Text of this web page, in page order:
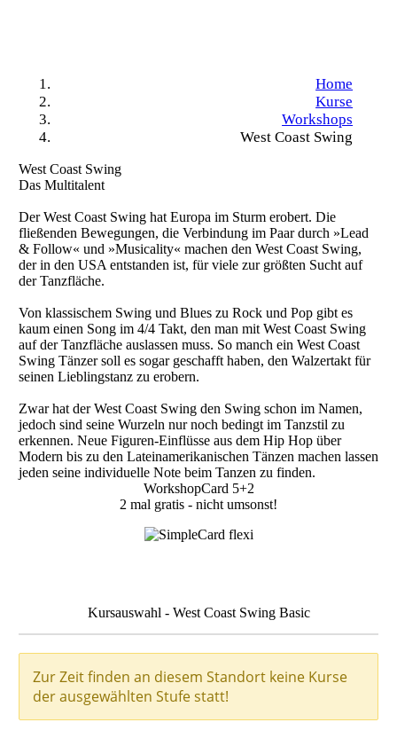
Home
Kurse
Workshops
West Coast Swing
West Coast Swing
Das Multitalent
Der West Coast Swing hat Europa im Sturm erobert. Die
fließenden Bewegungen, die Verbindung im Paar durch »Lead
& Follow« und »Musicality« machen den West Coast Swing,
der in den USA entstanden ist, für viele zur größten Sucht auf
der Tanzfläche.
Von klassischem Swing und Blues zu Rock und Pop gibt es
kaum einen Song im 4/4 Takt, den man mit West Coast Swing
auf der Tanzfläche auslassen muss. So manch ein West Coast
Swing Tänzer soll es sogar geschafft haben, den Walzertakt für
seinen Lieblingstanz zu erobern.
Zwar hat der West Coast Swing den Swing schon im Namen,
jedoch sind seine Wurzeln nur noch bedingt im Tanzstil zu
erkennen. Neue Figuren-Einflüsse aus dem Hip Hop über
Modern bis zu den Lateinamerikanischen Tänzen machen lassen
jeden seine individuelle Note beim Tanzen zu finden.
WorkshopCard 5+2
2 mal gratis - nicht umsonst!
Kursauswahl - West Coast Swing Basic